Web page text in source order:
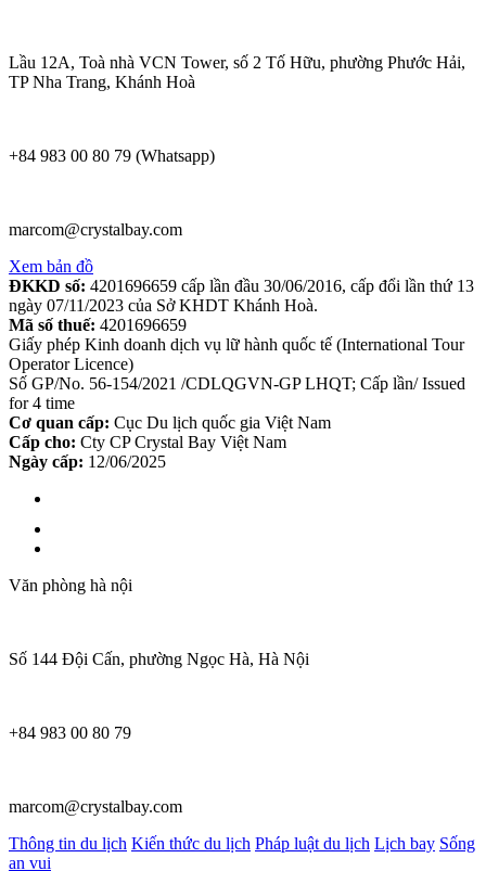
Lầu 12A, Toà nhà VCN Tower, số 2 Tố Hữu, phường Phước Hải,
TP Nha Trang, Khánh Hoà
+84 983 00 80 79 (Whatsapp)
marcom@crystalbay.com
Xem bản đồ
ĐKKD số: 4201696659 cấp lần đầu 30/06/2016, cấp đổi lần thứ 13
ngày 07/11/2023 của Sở KHDT Khánh Hoà.
Mã số thuế: 4201696659
Giấy phép Kinh doanh dịch vụ lữ hành quốc tế (International Tour
Operator Licence)
Số GP/No. 56-154/2021 /CDLQGVN-GP LHQT; Cấp lần/ Issued
for 4 time
Cơ quan cấp: Cục Du lịch quốc gia Việt Nam
Cấp cho: Cty CP Crystal Bay Việt Nam
Ngày cấp: 12/06/2025
Văn phòng hà nội
Số 144 Đội Cấn, phường Ngọc Hà, Hà Nội
+84 983 00 80 79
marcom@crystalbay.com
Thông tin du lịch Kiến thức du lịch Pháp luật du lịch Lịch bay Sống
an vui